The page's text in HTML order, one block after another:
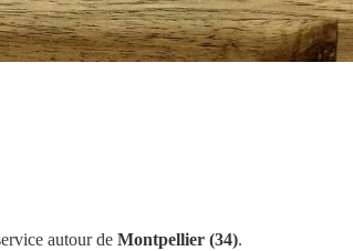
autour de Montpellier (34).